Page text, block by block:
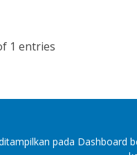
1 entries
pada Dashboard